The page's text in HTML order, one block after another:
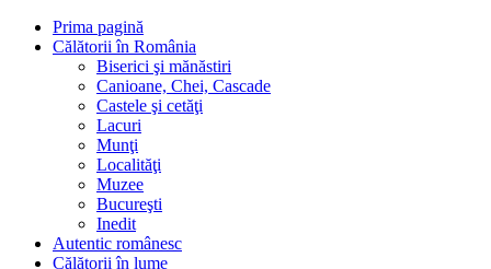
Prima pagină
Călătorii în România
Biserici şi mănăstiri
Canioane, Chei, Cascade
Castele şi cetăţi
Lacuri
Munţi
Localităţi
Muzee
Bucureşti
Inedit
Autentic românesc
Călătorii în lume